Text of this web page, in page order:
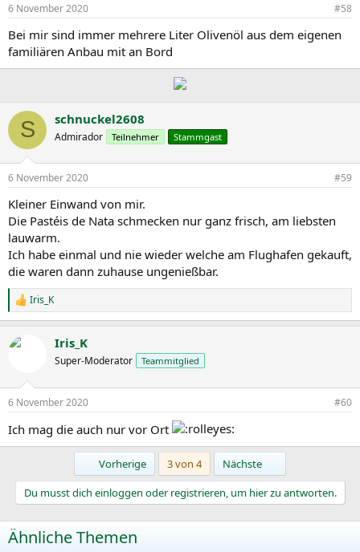
e
:
6 November 2020 #58
Bei mir sind immer mehrere Liter Olivenöl aus dem eigenen
familiären Anbau mit an Bord
S schnuckel2608
Admirador Teilnehmer Stammgast
6 November 2020 #59
Kleiner Einwand von mir.
Die Pastéis de Nata schmecken nur ganz frisch, am liebsten
lauwarm.
Ich habe einmal und nie wieder welche am Flughafen gekauft,
die waren dann zuhause ungenießbar.
R
e
k
e
:
Iris_K
Iris_K
Super-Moderator Teammitglied
6 November 2020 #60
Ich mag die auch nur vor Ort
Vorherige 3 von 4 Nächste
Du musst dich einloggen oder registrieren, um hier zu antworten.
Ähnliche Themen